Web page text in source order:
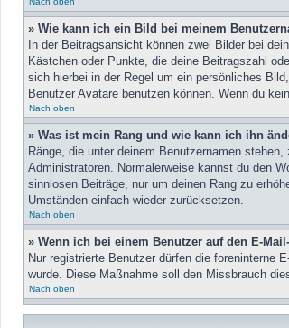
» Wie kann ich ein Bild bei meinem
In der Beitragsansicht können zwei Bilder bei
Kästchen oder Punkte, die deine Beitragszahl
sich hierbei in der Regel um ein persönliches
Benutzer Avatare benutzen können. Wenn du
Nach oben
» Was ist mein Rang und wie kann ich ihn
Ränge, die unter deinem Benutzernamen
Administratoren. Normalerweise kannst du den
sinnlosen Beiträge, nur um deinen Rang zu
Umständen einfach wieder zurücksetzen.
Nach oben
» Wenn ich bei einem Benutzer auf den E-
Nur registrierte Benutzer dürfen die foreninterne
wurde. Diese Maßnahme soll den Missbrauch
Nach oben